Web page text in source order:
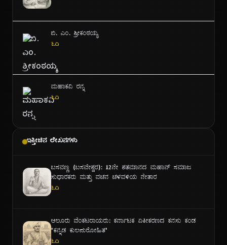
ಬಿ. ಎಂ. ಶ್ರೀಕಂಠಯ್ಯ
ಓದಿ
ಮಹಾಕವಿ ರನ್ನ
ಓದಿ
ಇತ್ತೀಚಿನ ಲೇಖನಗಳು
ಬಸವಣ್ಣ (ಬಸವೇಶ್ವರ): ೧೨ನೇ ಶತಮಾನದ ಮಹಾನ್ ಸಮಾಜ
ಸುಧಾರಕರು ಮತ್ತು ವಚನ ಚಳವಳಿಯ ನೇತಾರ
ಓದಿ
ಆಲೂರು ವೆಂಕಟರಾಯರು: ಕರ್ನಾಟಕ ಏಕೀಕರಣದ ಕನಸು ಕಂಡ
"ಕನ್ನಡ ಕುಲಪುರೋಹಿತ"
ಓದಿ